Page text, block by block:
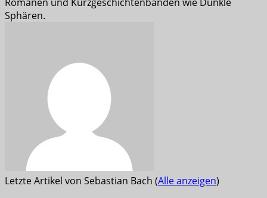
Sphären.
Letzte Artikel von Sebastian Bach (Alle anzeigen)